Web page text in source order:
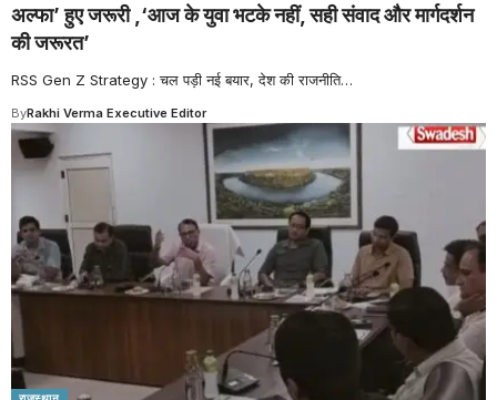
अल्फा’ हुए जरूरी ,‘आज के युवा भटके नहीं, सही संवाद और मार्गदर्शन
की जरूरत’
RSS Gen Z Strategy : चल पड़ी नई बयार, देश की राजनीति…
ByRakhi Verma Executive Editor